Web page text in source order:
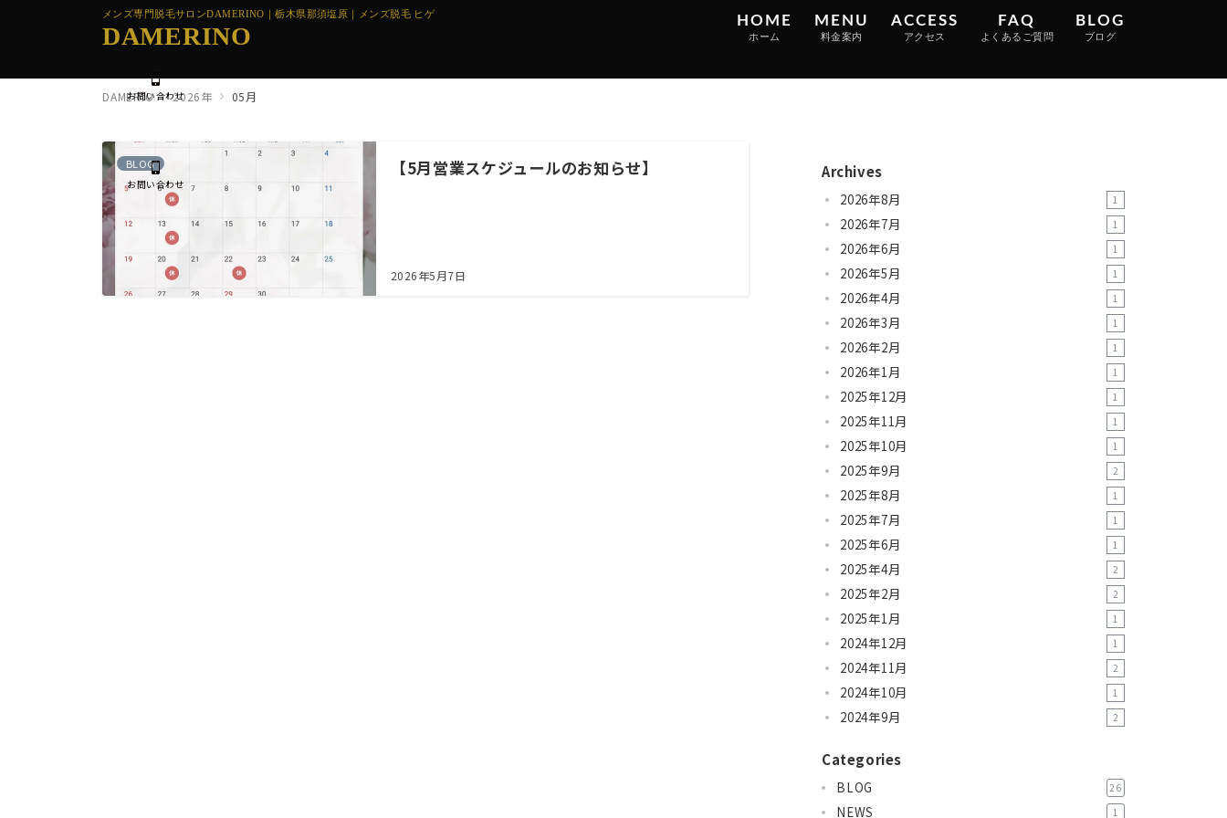
メンズ専門脱毛サロンDAMERINO｜栃木県那須塩原｜メンズ脱毛 ヒゲ
DAMERINO
お問い合わせ
HOME
ホーム
MENU
料金案内
ACCESS
アクセス
FAQ
よくあるご質問
BLOG
ブログ
お問い合わせ
DAMERIO 2026年 05月
BLOG 【5月営業スケジュールのお知らせ】
2026年5月7日
Archives
2026年8月 1
2026年7月 1
2026年6月 1
2026年5月 1
2026年4月 1
2026年3月 1
2026年2月 1
2026年1月 1
2025年12月 1
2025年11月 1
2025年10月 1
2025年9月 2
2025年8月 1
2025年7月 1
2025年6月 1
2025年4月 2
2025年2月 2
2025年1月 1
2024年12月 1
2024年11月 2
2024年10月 1
2024年9月 2
Categories
BLOG 26
NEWS 1